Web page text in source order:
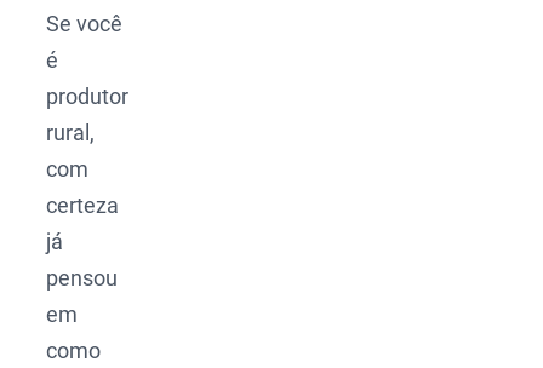
Se você
é
produtor
rural,
com
certeza
já
pensou
em
como